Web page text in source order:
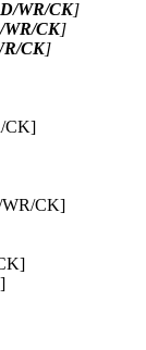
WR/CK]
WR/CK]
CK]
CK]
WR/CK]